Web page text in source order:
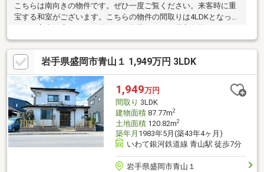
こちらは南向きの物件です。ぜひ一度ご覧ください。来客時に重
宝する和室がございます。こちらの物件の間取りは4LDKとなって
おり、室内も広々です。納得の価格帯である、購入価格2200万円
の物件は経済的です。住みやすい空間の条件の1つに前面道路が
6m以上あるところを入れてみては。戸建て物件をお探しの方は、
便利な価格からなる中古物件はいかがでしょうか。自転車を利用
される方には安全でお勧めな平坦地の物件はこちらです。
岩手県盛岡市青山１ 1,949万円 3LDK
1,949万円
間取り 3LDK
建物面積87.77m2
土地面積120.82m2
築年月 1983年5月(築43年4ヶ月)
いわて銀河鉄道線 青山駅 徒歩7分
岩手県盛岡市青山１